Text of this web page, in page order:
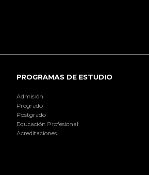
PROGRAMAS DE ESTUDIO
Admisión
Pregrado
Postgrado
Educación Profesional
Acreditaciones